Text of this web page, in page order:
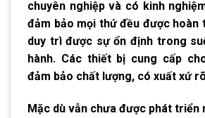
chuyên nghiệp và có kinh
đảm bảo mọi thứ đều được hoàn
duy trì được sự ổn định trong
hành. Các thiết bị cung cấp
đảm bảo chất lượng, có xuất xứ
Mặc dù vẫn chưa được phát triển